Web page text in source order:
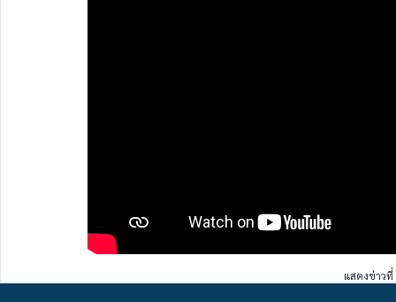
แสดงข่าวที่